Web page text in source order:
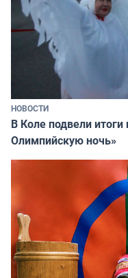
НОВОСТИ
В Коле подвели
Олимпийскую ночь»